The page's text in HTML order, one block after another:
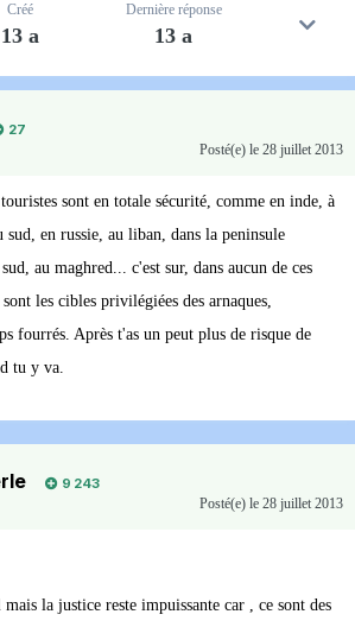
Créé
13 a
Dernière réponse
13 a
27
Posté(e) le 28 juillet 2013
sont en totale sécurité, comme en inde, à
sud, en russie, au liban, dans la peninsule
au maghred... c'est sur, dans aucun de ces
les cibles privilégiées des arnaques,
fourrés. Après t'as un peut plus de risque de
tu y va.
9 243
Posté(e) le 28 juillet 2013
la justice reste impuissante car , ce sont des